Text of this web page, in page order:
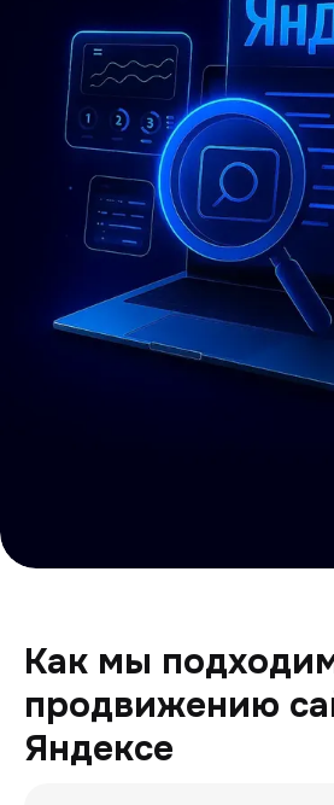
Как мы
продвижению
Яндексе